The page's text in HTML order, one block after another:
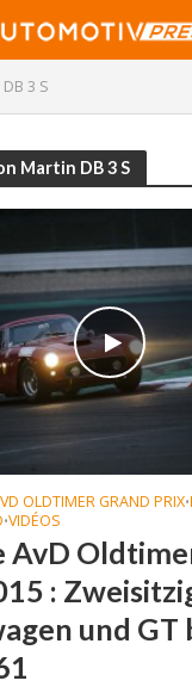
3 S
Martin DB 3 S
OLDTIMER GRAND PRIX•
•VIDÉOS
AvD
:
und GT